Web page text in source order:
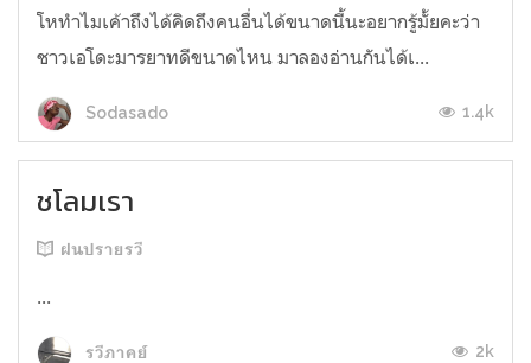
โหทำไมเค้าถึงได้คิดถึงคนอื่นได้ขนาดนี้นะอยากรู้มั้ยคะว่า
ชาวเอโดะมารยาทดีขนาดไหน มาลองอ่านกันได้เ...
Sodasado 1.4k
ชโลมเรา
ฝนปรายรวี
...
รวีภาคย์ 2k